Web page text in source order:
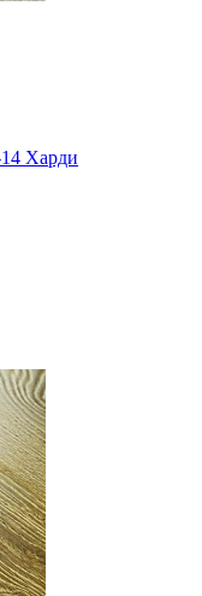
Харди